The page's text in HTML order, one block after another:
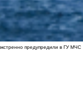
предупредили в ГУ МЧС